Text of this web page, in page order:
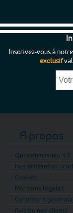
Inscrivez-vous à
exclusif
A propos
Qui sommes-nous ?
Nos artisans et
Cookies
Mentions légales
Conditions
Avis de nos clients